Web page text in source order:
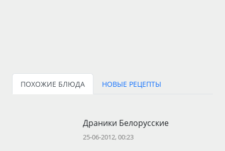
ПОХОЖИЕ БЛЮДА НОВЫЕ РЕЦЕПТЫ
Драники Белорусские
25-06-2012, 00:23